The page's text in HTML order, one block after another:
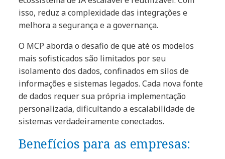
isso, reduz a complexidade das integrações e
melhora a segurança e a governança.
O MCP aborda o desafio de que até os modelos
mais sofisticados são limitados por seu
isolamento dos dados, confinados em silos de
informações e sistemas legados. Cada nova fonte
de dados requer sua própria implementação
personalizada, dificultando a escalabilidade de
sistemas verdadeiramente conectados.
Benefícios para as empresas: